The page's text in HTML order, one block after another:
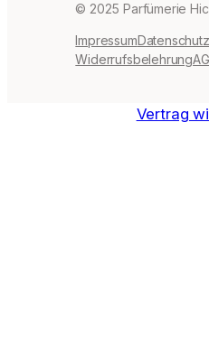
© 2025 Parfümerie
ImpressumDatenschutz
Widerrufsbelehrung
Vertrag